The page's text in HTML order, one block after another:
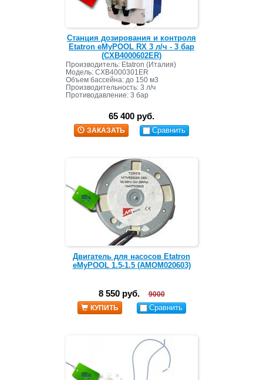
Станция дозирования и контроля
Etatron eMyPOOL RX 3 л/ч - 3 бар
(CXB4000602ER)
Производитель: Etatron (Италия)
Модель: CXB4000301ER
Объем бассейна: до 150 м3
Производительность: 3 л/ч
Противодавление: 3 бар
65 400 руб.
ЗАКАЗАТЬ Сравнить
Двигатель для насосов Etatron
eMyPOOL 1.5-1.5 (AMOM020603)
8 550 руб.
9000
КУПИТЬ
Сравнить